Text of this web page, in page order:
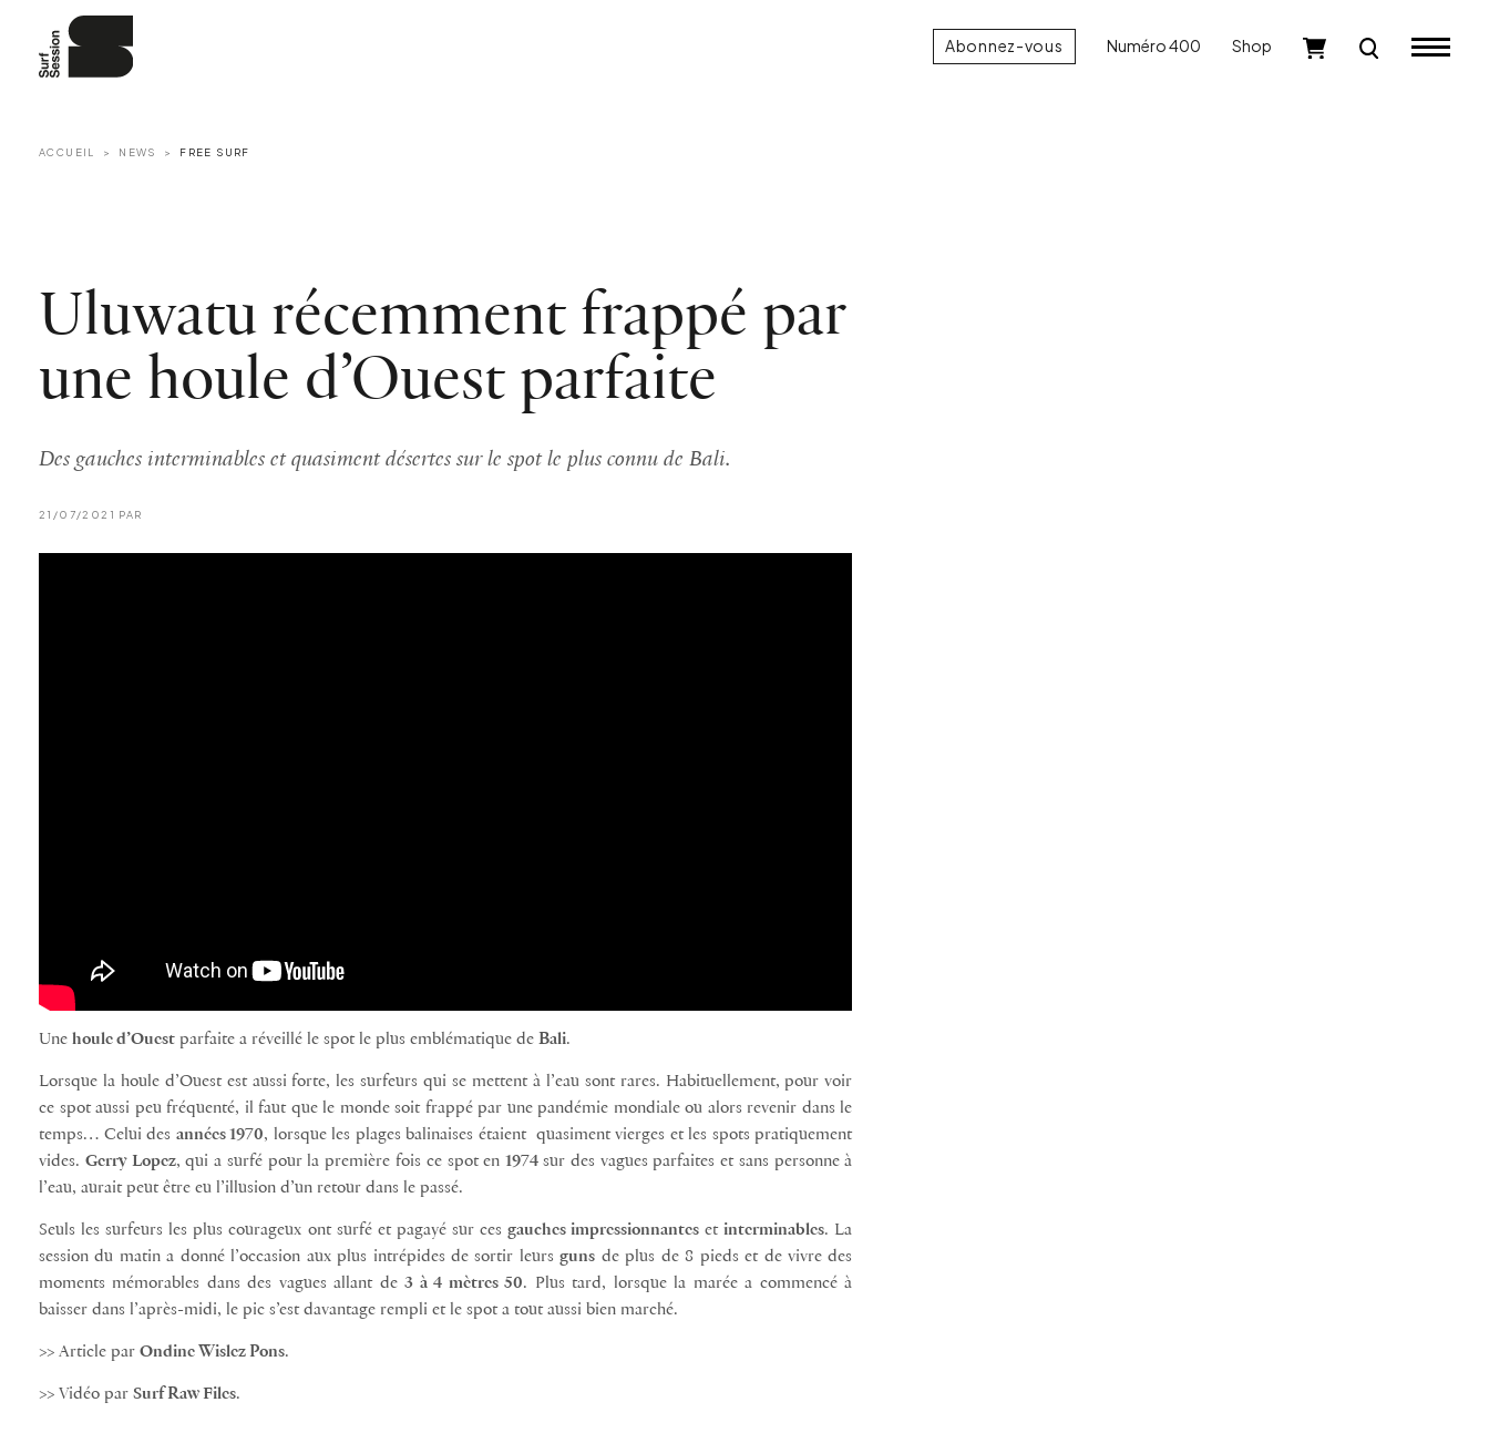
Abonnez-vous Numéro 400 Shop
ACCUEIL NEWS FREE SURF
Uluwatu récemment frappé par
une houle d’Ouest parfaite
Des gauches interminables et quasiment désertes sur le spot le plus connu de Bali.
21/07/2021 PAR
Une houle d’Ouest parfaite a réveillé le spot le plus emblématique de Bali.
Lorsque la houle d’Ouest est aussi forte, les surfeurs qui se mettent à l’eau sont rares. Habituellement, pour voir
ce spot aussi peu fréquenté, il faut que le monde soit frappé par une pandémie mondiale ou alors revenir dans le
temps… Celui des années 1970, lorsque les plages balinaises étaient quasiment vierges et les spots pratiquement
vides. Gerry Lopez, qui a surfé pour la première fois ce spot en1974 sur des vagues parfaites et sans personne à
l’eau, aurait peut être eu l’illusion d’un retour dans le passé.
Seuls les surfeurs les plus courageux ont surfé et pagayé sur cesgauches impressionnantes etinterminables. La
session du matin a donné l’occasion aux plus intrépides de sortir leursguns de plus de 8 pieds et de vivre des
moments mémorables dans des vagues allant de3 à 4 mètres 50. Plus tard, lorsque la marée a commencé à
baisser dans l’après-midi, le pic s’est davantage rempli et le spot a tout aussi bien marché.
>> Article par Ondine Wislez Pons.
>> Vidéo par Surf Raw Files.